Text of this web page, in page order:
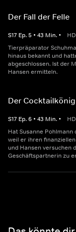
Der Fall der Felle
S17 Ep.5 • 43 Min. • HD
Tierpräparator
hinaus bekannt und
abgeschlossen. Ist der
Hansen ermitteln.
Der
S17 Ep.6 • 43 Min. • HD
Hat Susanne
weil er ihren
und Hansen versuchen
Geschäftspartnerin zu